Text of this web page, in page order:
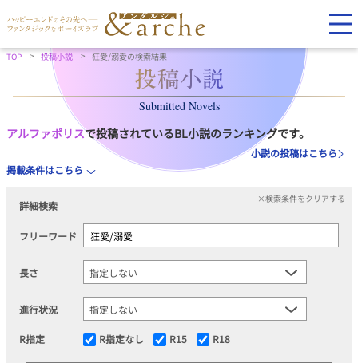
TOP 投稿小説 狂愛/溺愛の検索結果
Submitted Novels
アルファポリスで投稿されているBL小説のランキングです。
小説の投稿はこちら
掲載条件はこちら
詳細検索
×検索条件をクリアする
フリーワード
長さ
進行状況
R指定 R指定なし R15 R18